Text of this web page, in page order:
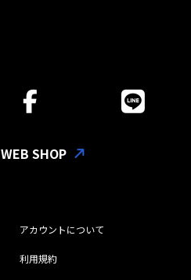
WEB SHOP
アカウントについて
利用規約